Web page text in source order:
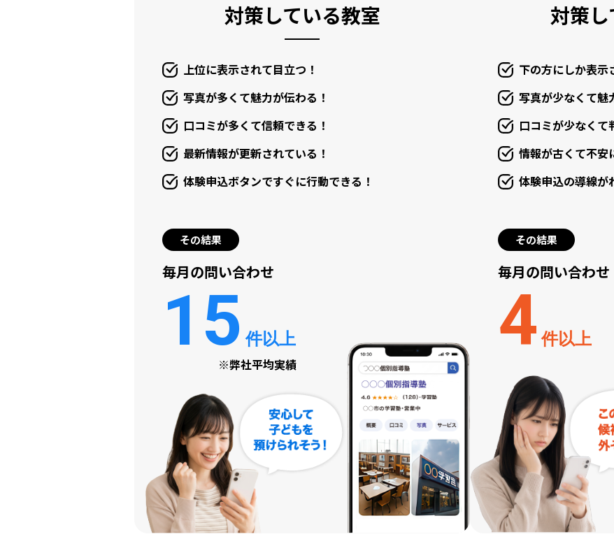
対策している教室
上位に表示されて目立つ！
写真が多くて魅力が伝わる！
口コミが多くて信頼できる！
最新情報が更新されている！
体験申込ボタンですぐに行動できる！
その結果
毎月の問い合わせ
15 件以上
※弊社平均実績
対策
下の方にしか表
写真が少なくて
口コミが少なく
情報が古くて不
体験申込の導線
その結果
毎月の問い合わせ
4 件以上